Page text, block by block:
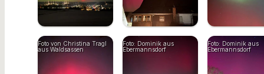
Foto von Christina Tragl
aus Waldsassen
Foto: Dominik aus
Ebermannsdorf
Foto: Dominik aus
Ebermannsdorf